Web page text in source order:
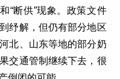
“断供”现象。政策文件
纾解，但仍有部分地区
北、山东等地的部分奶
交通管制继续下去，很